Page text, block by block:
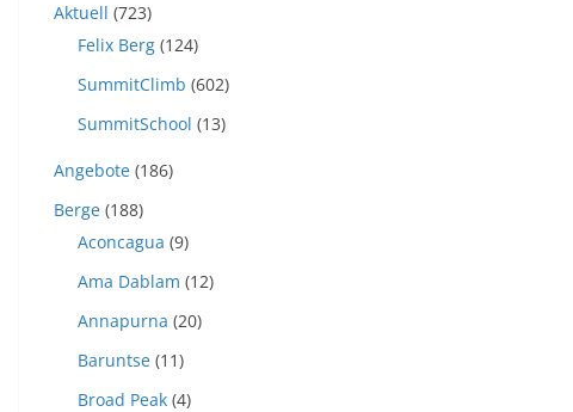
Aktuell (723)
Felix Berg (124)
SummitClimb (602)
SummitSchool (13)
Angebote (186)
Berge (188)
Aconcagua (9)
Ama Dablam (12)
Annapurna (20)
Baruntse (11)
Broad Peak (4)